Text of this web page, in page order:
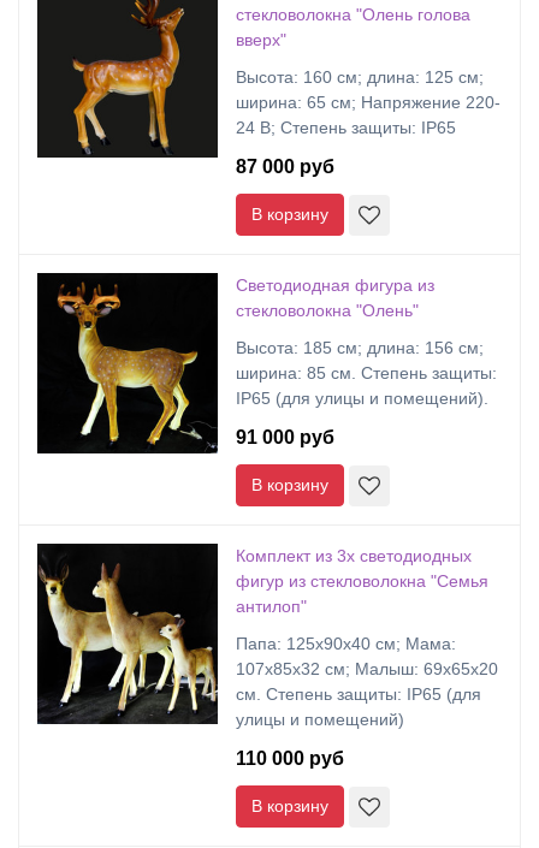
стекловолокна "Олень голова
вверх"
Высота: 160 см; длина: 125 см;
ширина: 65 см; Напряжение 220-
24 В; Степень защиты: IP65
87 000 руб
В корзину
Светодиодная фигура из
стекловолокна "Олень"
Высота: 185 см; длина: 156 см;
ширина: 85 см. Степень защиты:
IP65 (для улицы и помещений).
91 000 руб
В корзину
Комплект из 3х светодиодных
фигур из стекловолокна "Семья
антилоп"
Папа: 125х90х40 см; Мама:
107х85х32 см; Малыш: 69х65х20
см. Степень защиты: IP65 (для
улицы и помещений)
110 000 руб
В корзину